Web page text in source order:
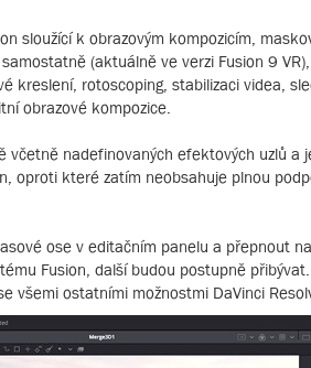
sloužící k obrazovým kompozicím,
(aktuálně ve verzi Fusion 9
kreslení, rotoscoping, stabilizaci videa,
obrazové kompozice.
nadefinovaných efektových uzlů a
oproti které zatím neobsahuje plnou
ose v editačním panelu a přepnout
Fusion, další budou postupně
ostatními možnostmi DaVinci